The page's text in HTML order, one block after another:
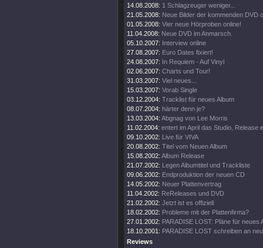
14.08.2008: 1 Schlagzeuger weniger...
21.05.2008: Neue Bilder der kommenden DVD
01.05.2008: Vier neue Hörproben online!
11.04.2008: Neue DVD im Anmarsch.
05.10.2007: Interview online
27.08.2007: Euro Dates fixiert!
24.08.2007: In Requiem - Auf Vinyl
02.06.2007: Charts und Tour!
31.03.2007: Viel neues...
15.03.2007: Vorab Single
03.12.2004: Tracklist für neues Album
08.07.2004: härter denn je?
13.03.2004: Abgnag von Lee Morris
11.02.2004: entert im April das Studio, Release
09.10.2002: Live für VIVA
20.08.2002: Titel vom Neuen Album
15.08.2002: Album Release
21.07.2002: Legen Albumtitel und Trackliste
09.06.2002: Endproduktion der neuen CD
14.05.2002: Neuer Plattenvertrag
11.04.2002: ReReleases und DVD
21.02.2002: Jetzt ist es offiziell
18.02.2002: Probleme mit der Plattenfirma?
27.01.2002: PARADISE LOST: Pläne für neues
18.10.2001: PARADISE LOST schreiben an
Reviews